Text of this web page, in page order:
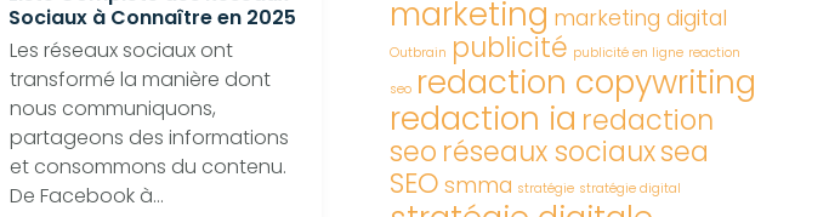
Sociaux à Connaître en 2025
Les réseaux sociaux ont
transformé la manière dont
nous communiquons,
partageons des informations
et consommons du contenu.
De Facebook à...
marketing marketing digital
Outbrain publicité publicité en ligne reaction
seo redaction copywriting
redaction ia redaction
seo réseaux sociauxsea
SEO smma stratégie stratégie digital